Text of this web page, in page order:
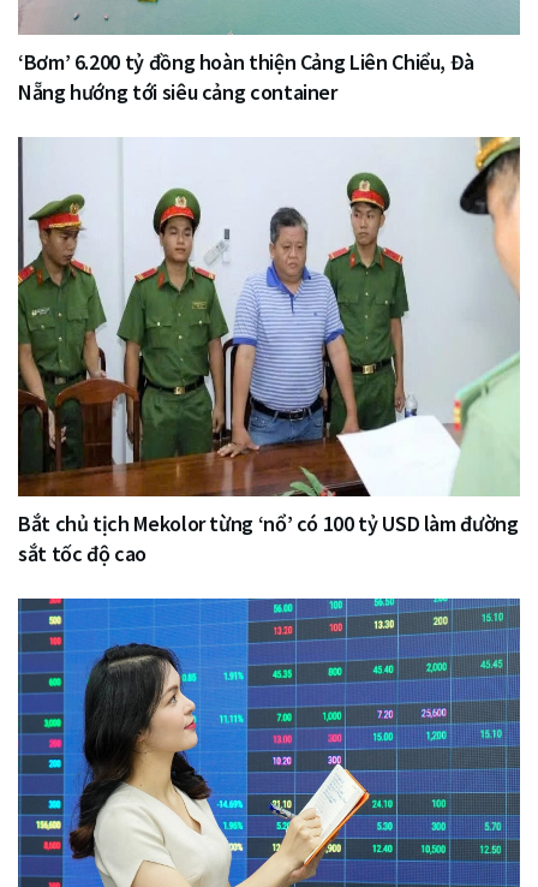
‘Bơm’ 6.200 tỷ đồng hoàn thiện Cảng Liên Chiểu, Đà
Nẵng hướng tới siêu cảng container
Bắt chủ tịch Mekolor từng ‘nổ’ có 100 tỷ USD làm đường
sắt tốc độ cao